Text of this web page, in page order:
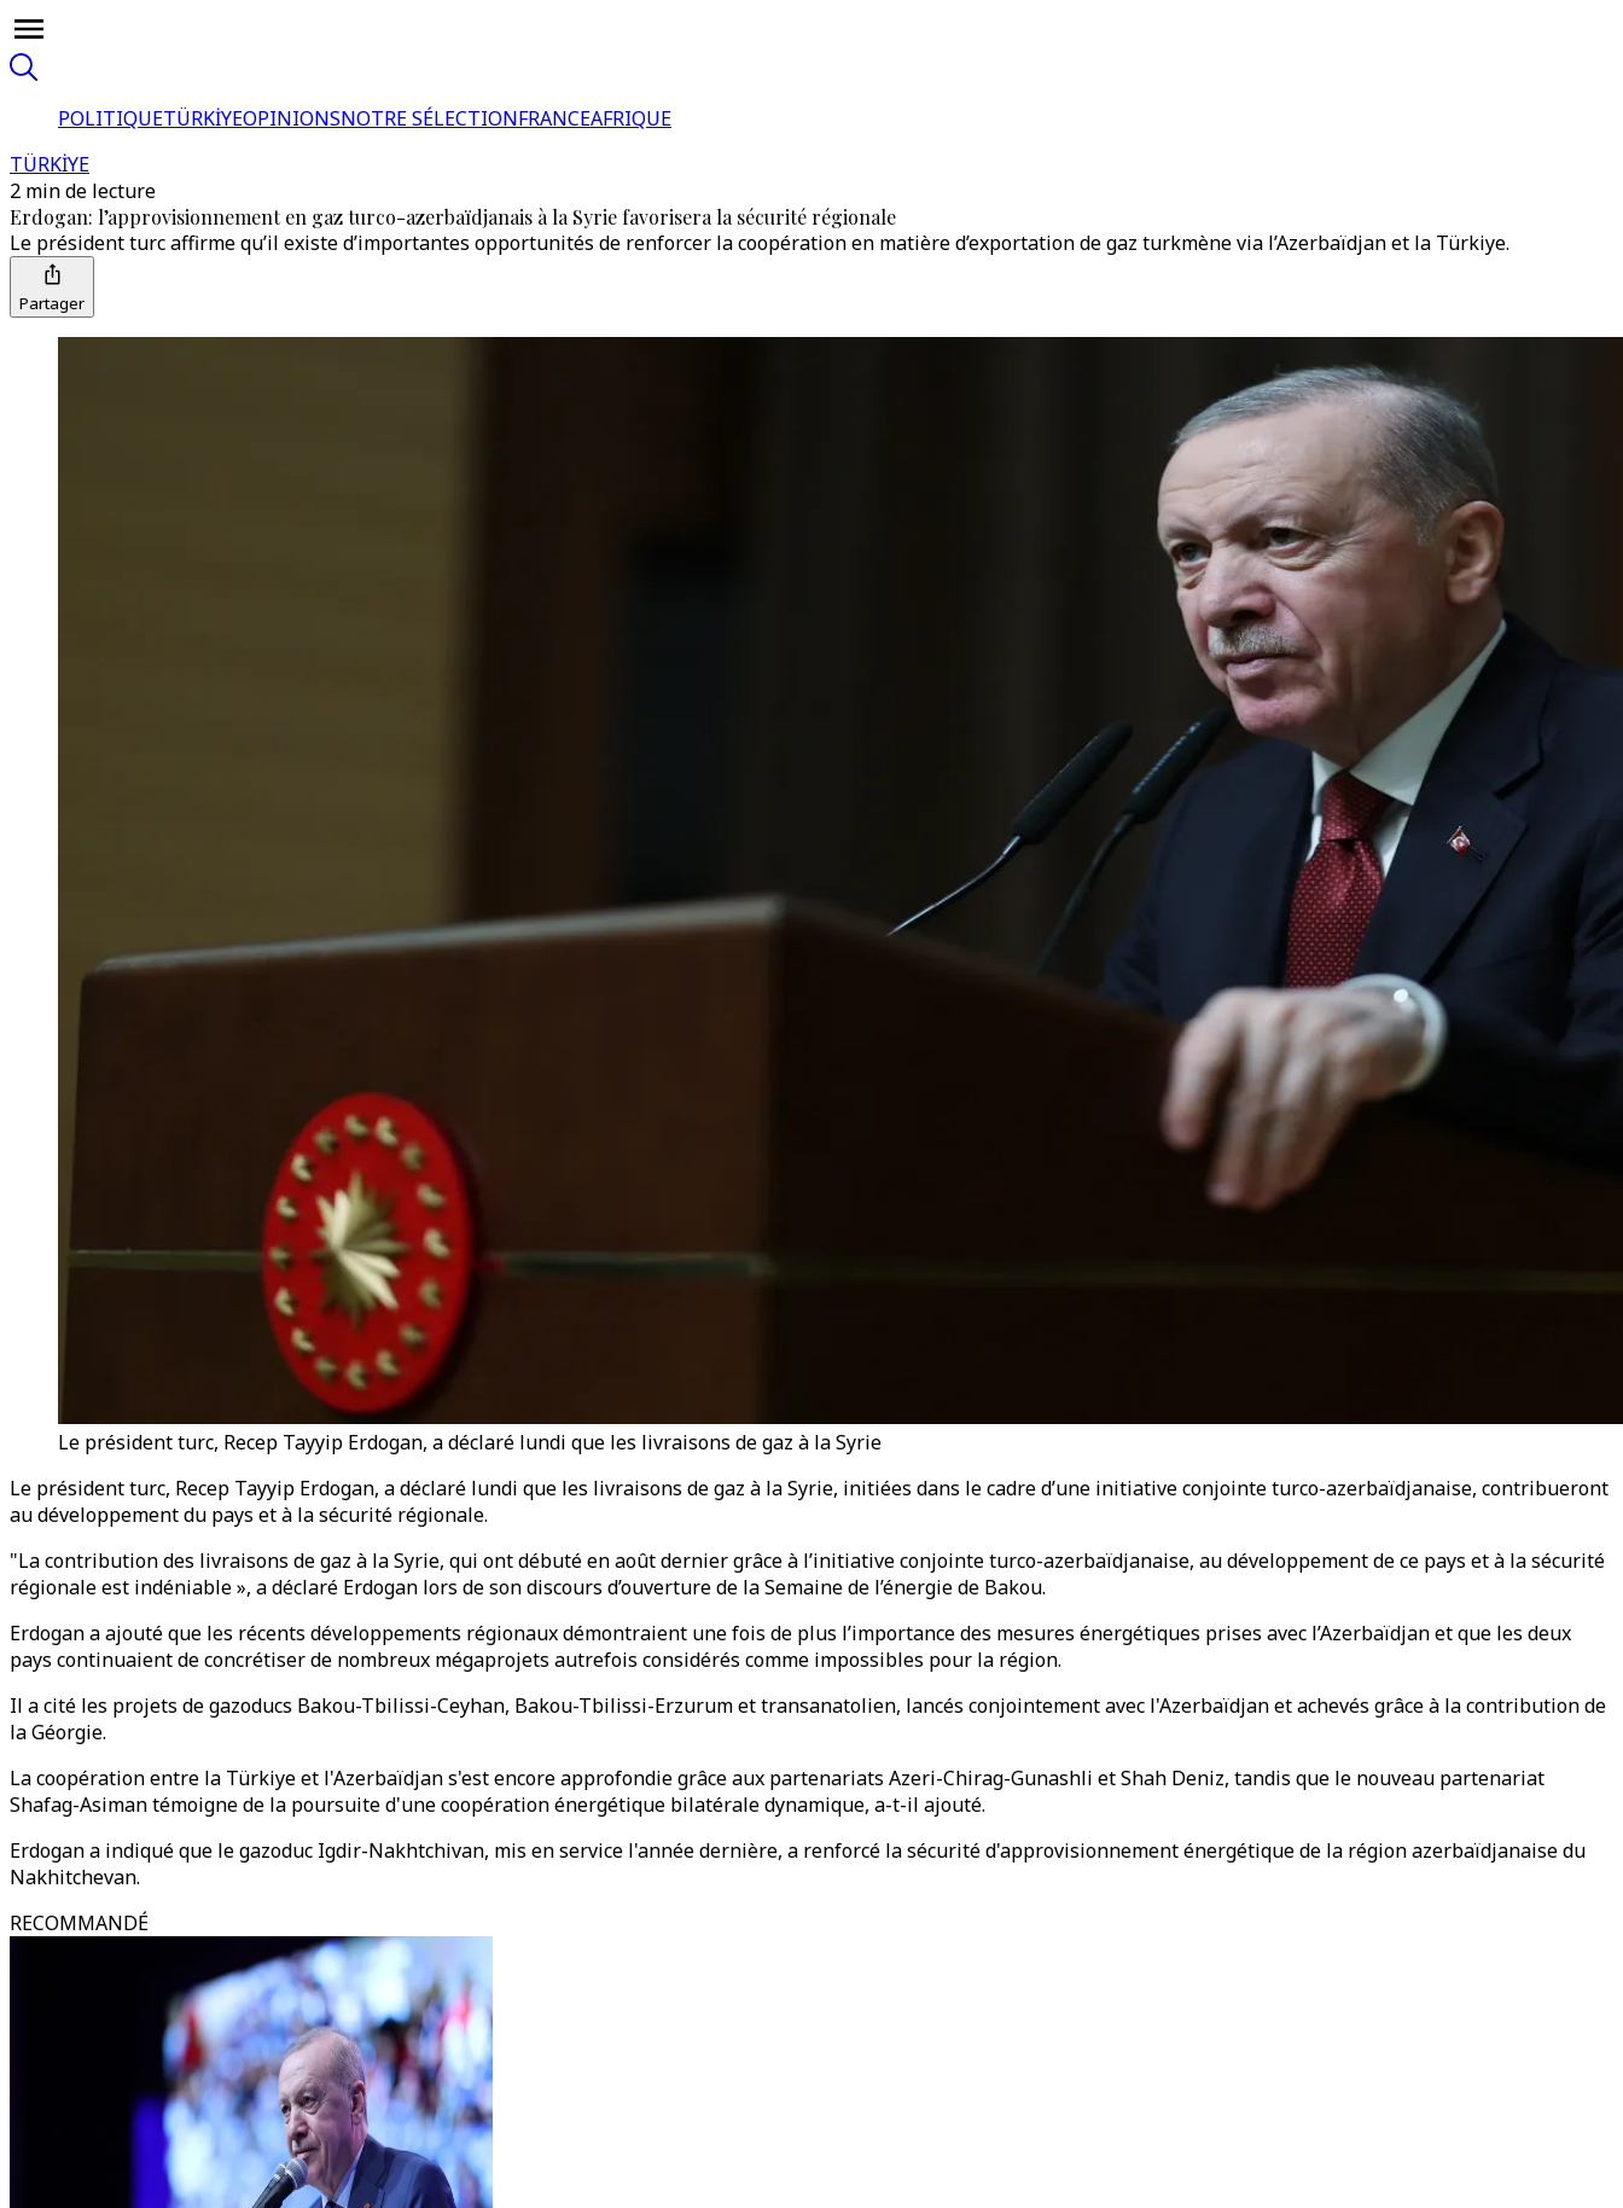
POLITIQUETÜRKİYEOPINIONSNOTRE SÉLECTIONFRANCEAFRIQUE
TÜRKİYE
2 min de lecture
Erdogan: l’approvisionnement en gaz turco-azerbaïdjanais à la Syrie favorisera la sécurité régionale
Le président turc affirme qu’il existe d’importantes opportunités de renforcer la coopération en matière d’exportation de gaz turkmène via l’Azerbaïdjan et la Türkiye.
Partager
Le président turc, Recep Tayyip Erdogan, a déclaré lundi que les livraisons de gaz à la Syrie
Le président turc, Recep Tayyip Erdogan, a déclaré lundi que les livraisons de gaz à la Syrie, initiées dans le cadre d’une initiative conjointe turco-azerbaïdjanaise, contribueront
au développement du pays et à la sécurité régionale.
"La contribution des livraisons de gaz à la Syrie, qui ont débuté en août dernier grâce à l’initiative conjointe turco-azerbaïdjanaise, au développement de ce pays et à la sécurité
régionale est indéniable », a déclaré Erdogan lors de son discours d’ouverture de la Semaine de l’énergie de Bakou.
Erdogan a ajouté que les récents développements régionaux démontraient une fois de plus l’importance des mesures énergétiques prises avec l’Azerbaïdjan et que les deux
pays continuaient de concrétiser de nombreux mégaprojets autrefois considérés comme impossibles pour la région.
Il a cité les projets de gazoducs Bakou-Tbilissi-Ceyhan, Bakou-Tbilissi-Erzurum et transanatolien, lancés conjointement avec l'Azerbaïdjan et achevés grâce à la contribution de
la Géorgie.
La coopération entre la Türkiye et l'Azerbaïdjan s'est encore approfondie grâce aux partenariats Azeri-Chirag-Gunashli et Shah Deniz, tandis que le nouveau partenariat
Shafag-Asiman témoigne de la poursuite d'une coopération énergétique bilatérale dynamique, a-t-il ajouté.
Erdogan a indiqué que le gazoduc Igdir-Nakhtchivan, mis en service l'année dernière, a renforcé la sécurité d'approvisionnement énergétique de la région azerbaïdjanaise du
Nakhitchevan.
RECOMMANDÉ